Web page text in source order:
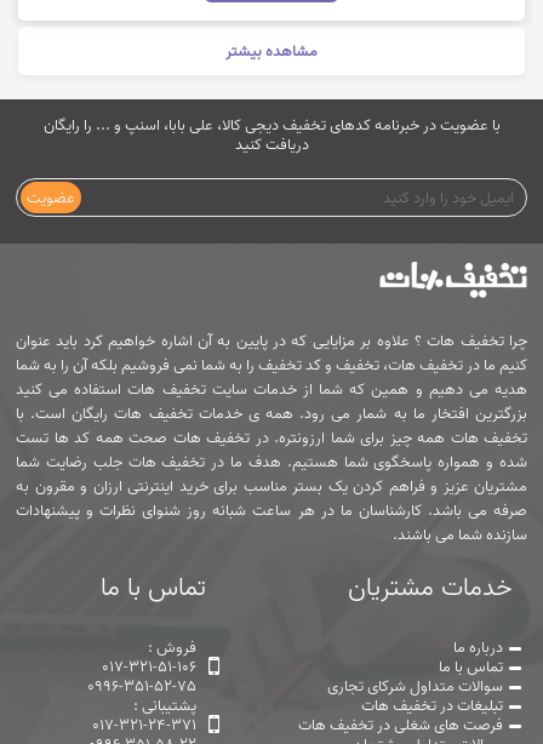
مشاهده بیشتر
با عضویت در خبرنامه کدهای تخفیف دیجی کالا، علی بابا، اسنپ و ... را رایگان
دریافت کنید
عضویت
چرا تخفیف هات ؟ علاوه بر مزایایی که در پایین به آن اشاره خواهیم کرد باید عنوان
کنیم ما در تخفیف هات، تخفیف و کد تخفیف را به شما نمی فروشیم بلکه آن را به شما
هدیه می دهیم و همین که شما از خدمات سایت تخفیف هات استفاده می کنید
بزرگترین افتخار ما به شمار می رود. همه ی خدمات تخفیف هات رایگان است. با
تخفیف هات همه چیز برای شما ارزونتره. در تخفیف هات صحت همه کد ها تست
شده و همواره پاسخگوی شما هستیم. هدف ما در تخفیف هات جلب رضایت شما
مشتریان عزیز و فراهم کردن یک بستر مناسب برای خرید اینترنتی ارزان و مقرون به
صرفه می باشد. کارشناسان ما در هر ساعت شبانه روز شنوای نظرات و پیشنهادات
سازنده شما می باشند.
خدمات مشتریان
درباره ما
تماس با ما
سوالات متداول شرکای تجاری
تبلیغات در تخفیف هات
فرصت های شغلی در تخفیف هات
تماس با ما
فروش :
017-321-51-106
0996-351-52-75
پشتیبانی :
017-321-24-371